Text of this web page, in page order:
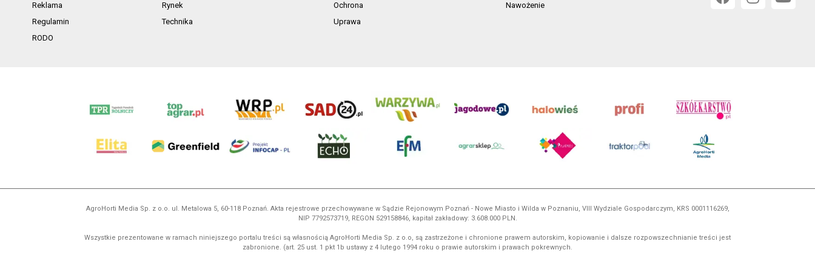
Reklama
Regulamin
RODO
Rynek
Ochrona
Nawożenie
Technika
Uprawa
AgroHorti Media Sp. z o.o. ul. Metalowa 5, 60-118 Poznań. Akta rejestrowe przechowywane w Sądzie Rejonowym Poznań - Nowe Miasto i Wilda w Poznaniu, VIII Wydziale Gospodarczym, KRS 0001116269,
NIP 7792573719, REGON 529158846, kapitał zakładowy: 3.608.000 PLN.
Wszystkie prezentowane w ramach niniejszego portalu treści są własnością AgroHorti Media Sp. z o.o, są zastrzeżone i chronione prawem autorskim, kopiowanie i dalsze rozpowszechnianie treści jest
zabronione. (art. 25 ust. 1 pkt 1b ustawy z 4 lutego 1994 roku o prawie autorskim i prawach pokrewnych.